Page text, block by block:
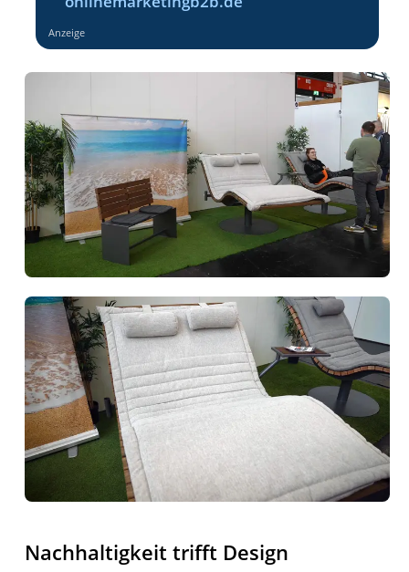
Anzeige
Nachhaltigkeit trifft Design